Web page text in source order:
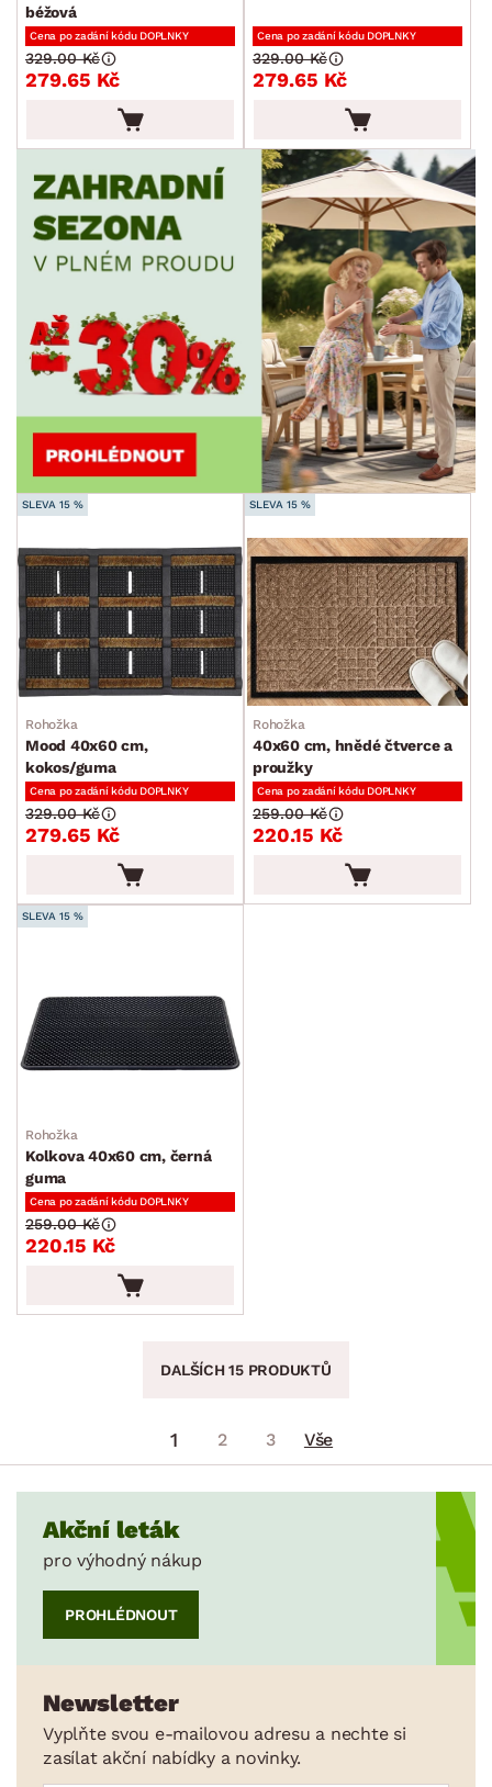
béžová
Cena po zadání kódu DOPLNKY
279.65 Kč
329.00 Kč
Cena po zadání kódu DOPLNKY
279.65 Kč
329.00 Kč
SLEVA 15 %
Rohožka
Mood 40x60 cm,
kokos/guma
Cena po zadání kódu DOPLNKY
279.65 Kč
329.00 Kč
SLEVA 15 %
Rohožka
40x60 cm, hnědé čtverce a
proužky
Cena po zadání kódu DOPLNKY
220.15 Kč
259.00 Kč
SLEVA 15 %
Rohožka
Kolkova 40x60 cm, černá
guma
Cena po zadání kódu DOPLNKY
220.15 Kč
259.00 Kč
DALŠÍCH 15 PRODUKTŮ
1 2 3 Vše
Akční leták
pro výhodný nákup
PROHLÉDNOUT
Newsletter
Vyplňte svou e-mailovou adresu a nechte si
zasílat akční nabídky a novinky.